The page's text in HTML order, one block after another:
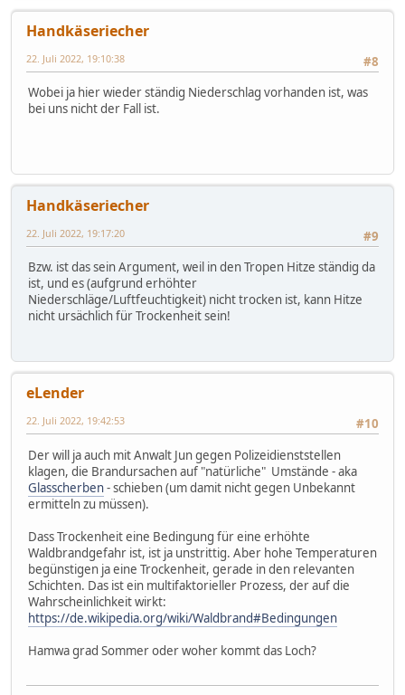
Handkäseriecher
#8
22. Juli 2022, 19:10:38
Wobei ja hier wieder ständig Niederschlag vorhanden ist, was
bei uns nicht der Fall ist.
Handkäseriecher
#9
22. Juli 2022, 19:17:20
Bzw. ist das sein Argument, weil in den Tropen Hitze ständig da
ist, und es (aufgrund erhöhter
Niederschläge/Luftfeuchtigkeit) nicht trocken ist, kann Hitze
nicht ursächlich für Trockenheit sein!
eLender
#10
22. Juli 2022, 19:42:53
Der will ja auch mit Anwalt Jun gegen Polizeidienststellen
klagen, die Brandursachen auf "natürliche" Umstände - aka
Glasscherben- schieben (um damit nicht gegen Unbekannt
ermitteln zu müssen).
Dass Trockenheit eine Bedingung für eine erhöhte
Waldbrandgefahr ist, ist ja unstrittig. Aber hohe Temperaturen
begünstigen ja eine Trockenheit, gerade in den relevanten
Schichten. Das ist ein multifaktorieller Prozess, der auf die
Wahrscheinlichkeit wirkt:
https://de.wikipedia.org/wiki/Waldbrand#Bedingungen
Hamwa grad Sommer oder woher kommt das Loch?